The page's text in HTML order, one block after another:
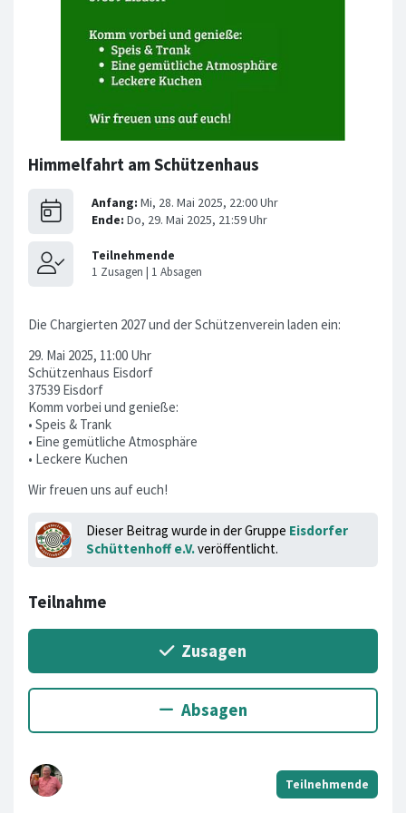
Himmelfahrt am Schützenhaus
Die Chargierten 2027 und der Schützenverein laden ein:
29. Mai 2025, 11:00 Uhr
Schützenhaus Eisdorf
37539 Eisdorf
Komm vorbei und genieße:
• Speis & Trank
• Eine gemütliche Atmosphäre
• Leckere Kuchen
Wir freuen uns auf euch!
Dieser Beitrag wurde in der Gruppe Eisdorfer
Schüttenhoff e.V.veröffentlicht.